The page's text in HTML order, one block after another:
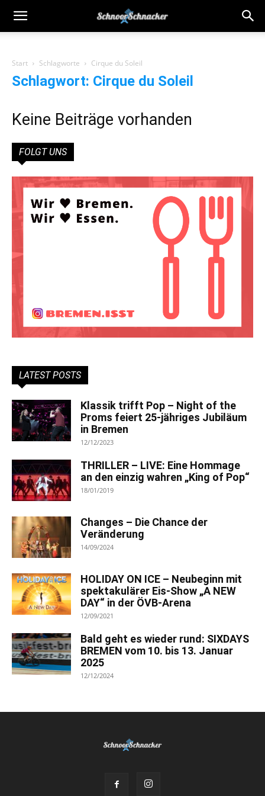
Start Schlagworte Cirque du Soleil
Schlagwort: Cirque du Soleil
Keine Beiträge vorhanden
FOLGT UNS
LATEST POSTS
Klassik trifft Pop – Night of the
Proms feiert 25-jähriges Jubiläum
in Bremen
12/12/2023
THRILLER – LIVE: Eine Hommage
an den einzig wahren „King of Pop“
18/01/2019
Changes – Die Chance der
Veränderung
14/09/2024
HOLIDAY ON ICE – Neubeginn mit
spektakulärer Eis-Show „A NEW
DAY“ in der ÖVB-Arena
12/09/2021
Bald geht es wieder rund: SIXDAYS
BREMEN vom 10. bis 13. Januar
2025
12/12/2024